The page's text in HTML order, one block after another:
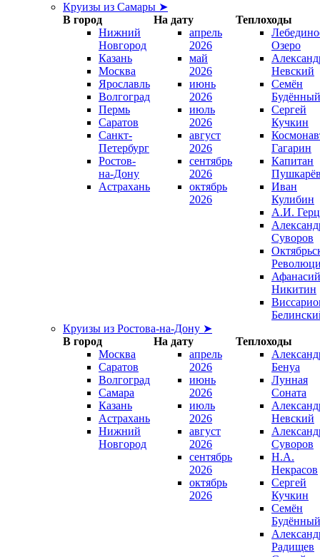
Круизы из Самары ➤
В город
На дату
Теплоходы
Нижний
Новгород
Казань
Москва
Ярославль
Волгоград
Пермь
Саратов
Санкт-
Петербург
Ростов-
на-Дону
Астрахань
апрель
2026
май
2026
июнь
2026
июль
2026
август
2026
сентябрь
2026
октябрь
2026
Озеро
Невский
Семён
Будённый
Сергей
Кучкин
Гагарин
Капитан
Иван
Кулибин
А.И.
Суворов
Афанасий
Никитин
Круизы из Ростова-на-Дону ➤
В город
На дату
Теплоходы
Москва
Саратов
Волгоград
Самара
Казань
Астрахань
Нижний
Новгород
апрель
2026
июнь
2026
июль
2026
август
2026
сентябрь
2026
октябрь
2026
Бенуа
Лунная
Соната
Невский
Суворов
Н.А.
Некрасов
Сергей
Кучкин
Семён
Будённый
Радищев